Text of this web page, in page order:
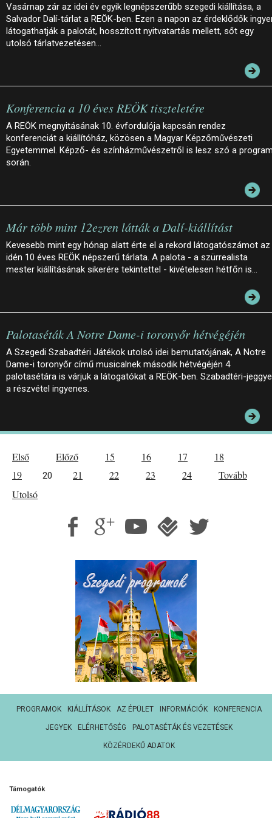
Vasárnap zár az idei év egyik legnépszerűbb szegedi kiállítása, a
Salvador Dalí-tárlat a REÖK-ben. Ezen a napon az érdeklődők
látogathatják a palotát, hosszított nyitvatartás mellett, sőt egy
utolsó tárlatvezetésen…
Konferencia a 10 éves REÖK tiszteletére
A REÖK megnyitásának 10. évfordulója kapcsán rendez
konferenciát a kiállítóház, közösen a Magyar Képzőművészeti
Egyetemmel. Képző- és színházművészetről is lesz szó a
során.
Már több mint 12ezren látták a Dalí-kiállítást
Kevesebb mint egy hónap alatt érte el a rekord látogatószámot az
idén 10 éves REÖK népszerű tárlata. A palota - a szürrealista
mester kiállításának sikerére tekintettel - kivételesen hétfőn is…
Palotaséták A Notre Dame-i toronyőr hétvégéjén
A Szegedi Szabadtéri Játékok utolsó idei bemutatójának, A Notre
Dame-i toronyőr című musicalnek második hétvégéjén 4
palotasétára is várjuk a látogatókat a REÖK-ben. Szabadtéri-
a részvétel ingyenes.
Első Előző 15 16 17
18
19
20 21 22 23 24
Tovább
Utolsó
PROGRAMOK KIÁLLÍTÁSOK AZ ÉPÜLET INFORMÁCIÓK KONFERENCIA
JEGYEK ELÉRHETŐSÉG PALOTASÉTÁK ÉS VEZETÉSEK
KÖZÉRDEKŰ ADATOK
Támogatók